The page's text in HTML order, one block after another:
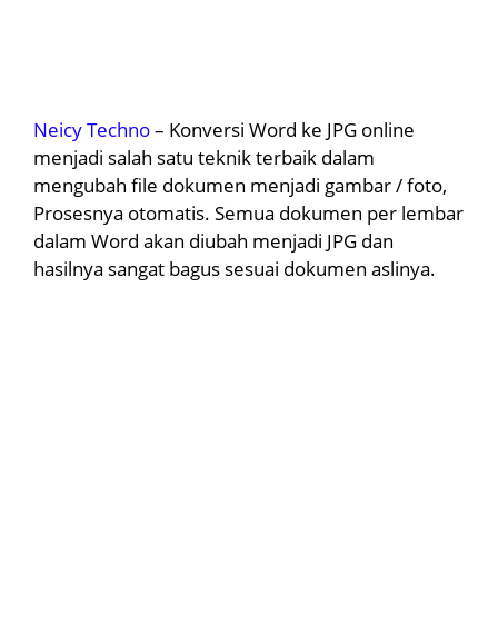
Neicy Techno– Konversi Word ke JPG online
menjadi salah satu teknik terbaik dalam
mengubah file dokumen menjadi gambar / foto,
Prosesnya otomatis. Semua dokumen per lembar
dalam Word akan diubah menjadi JPG dan
hasilnya sangat bagus sesuai dokumen aslinya.